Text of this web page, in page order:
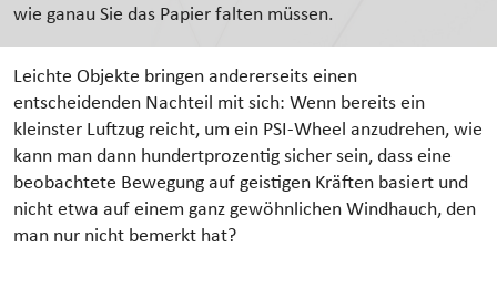
wie ganau Sie das Papier falten müssen.
Leichte Objekte bringen andererseits einen
entscheidenden Nachteil mit sich: Wenn bereits ein
kleinster Luftzug reicht, um ein PSI-Wheel anzudrehen, wie
kann man dann hundertprozentig sicher sein, dass eine
beobachtete Bewegung auf geistigen Kräften basiert und
nicht etwa auf einem ganz gewöhnlichen Windhauch, den
man nur nicht bemerkt hat?